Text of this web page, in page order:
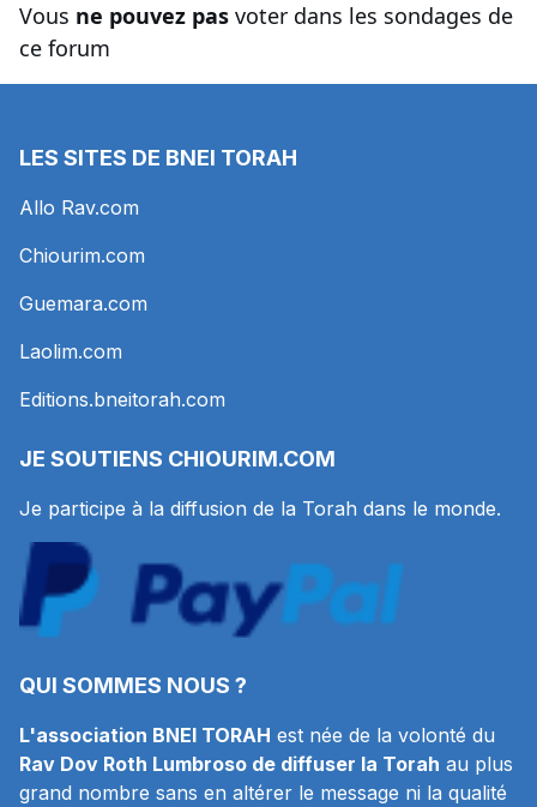
Vous ne pouvez pas voter dans les sondages de
ce forum
LES SITES DE BNEI TORAH
Allo Rav.com
Chiourim.com
Guemara.com
Laolim.com
Editions.bneitorah.com
JE SOUTIENS CHIOURIM.COM
Je participe à la diffusion de la Torah dans le monde.
QUI SOMMES NOUS ?
L'association BNEI TORAH est née de la volonté du
Rav Dov Roth Lumbroso de diffuser la Torah au plus
grand nombre sans en altérer le message ni la qualité